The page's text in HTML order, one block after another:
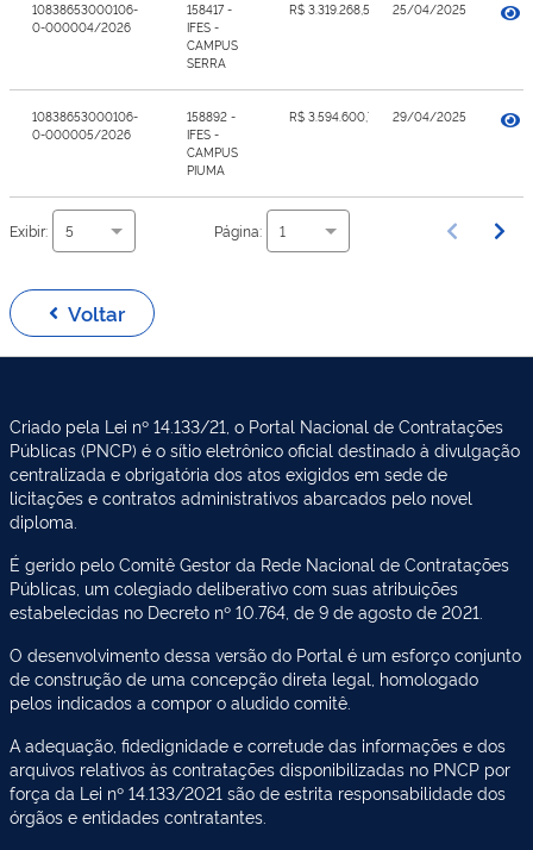
10838653000106-
0-000004/2026
158417 -
IFES -
CAMPUS
SERRA
R$ 3.319.268,51 25/04/2025
10838653000106-
0-000005/2026
158892 -
IFES -
CAMPUS
PIUMA
R$ 3.594.600,77 29/04/2025
Exibir: 5 Página: 1
Voltar
Criado pela Lei nº 14.133/21, o Portal Nacional de Contratações
Públicas (PNCP) é o sítio eletrônico oficial destinado à divulgação
centralizada e obrigatória dos atos exigidos em sede de
licitações e contratos administrativos abarcados pelo novel
diploma.
É gerido pelo Comitê Gestor da Rede Nacional de Contratações
Públicas, um colegiado deliberativo com suas atribuições
estabelecidas no Decreto nº 10.764, de 9 de agosto de 2021.
O desenvolvimento dessa versão do Portal é um esforço conjunto
de construção de uma concepção direta legal, homologado
pelos indicados a compor o aludido comitê.
A adequação, fidedignidade e corretude das informações e dos
arquivos relativos às contratações disponibilizadas no PNCP por
força da Lei nº 14.133/2021 são de estrita responsabilidade dos
órgãos e entidades contratantes.